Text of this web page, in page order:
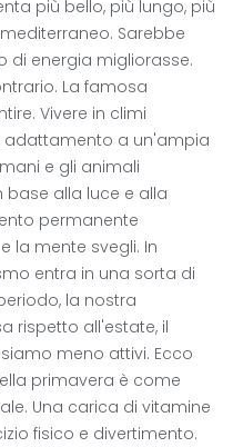
più bello, più lungo, più
Sarebbe
di energia migliorasse.
La famosa
Vivere in climi
adattamento a un'ampia
e gli animali
alla luce e alla
permanente
la mente svegli. In
entra in una sorta di
la nostra
rispetto all'estate, il
meno attivi. Ecco
primavera è come
Una carica di vitamine
fisico e divertimento.